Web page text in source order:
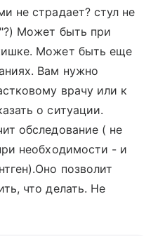
не страдает? стул не
Может быть при
Может быть еще
Вам нужно
врачу или к
о ситуации.
обследование ( не
необходимости - и
позволит
что делать. Не